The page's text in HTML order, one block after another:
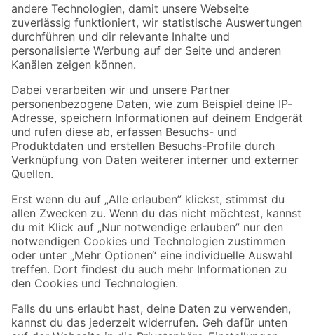
Zur Newsletter Anmeldung
Folge uns
Zahlungsarten Versandarten
Sicher einkaufen
Jetzt die toom-App herunterladen
Alle Preisangaben in EUR inkl. gesetzl. MwSt.. Die dargestellten Angebote sind unter